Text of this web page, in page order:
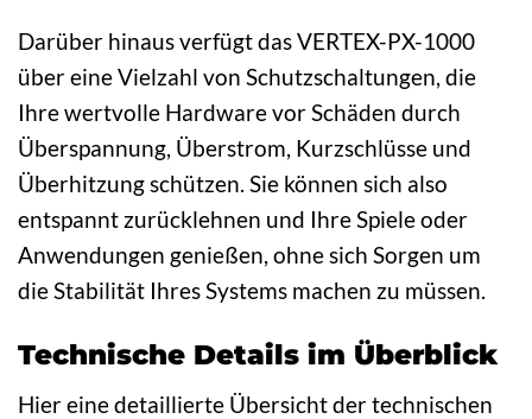
Darüber hinaus verfügt das VERTEX-PX-1000
über eine Vielzahl von Schutzschaltungen, die
Ihre wertvolle Hardware vor Schäden durch
Überspannung, Überstrom, Kurzschlüsse und
Überhitzung schützen. Sie können sich also
entspannt zurücklehnen und Ihre Spiele oder
Anwendungen genießen, ohne sich Sorgen um
die Stabilität Ihres Systems machen zu müssen.
Technische Details im Überblick
Hier eine detaillierte Übersicht der technischen